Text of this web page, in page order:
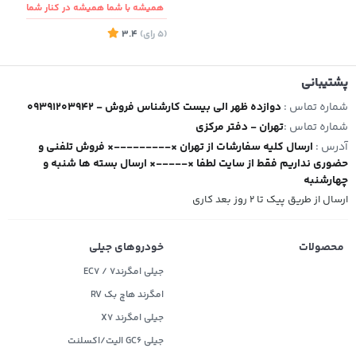
همیشه با شما همیشه در کنار شما
(5
رای)
3.4
پشتیبانی
شماره تماس : 09391203942 - دوازده ظهر الی بیست کارشناس فروش
شماره تماس :تهران - دفتر مرکزی
آدرس : ارسال کلیه سفارشات از تهران ×---------× فروش تلفنی و
حضوری نداریم فقط از سایت لطفا ×-----× ارسال بسته ها شنبه و
چهارشنبه
ارسال از طریق پیک تا ۲ روز بعد کاری
محصولات خودروهای جیلی
جیلی امگرند۷ / EC7
امگرند هاچ بک RV
جیلی امگرند X7
جیلی GC6 الیت/اکسلنت